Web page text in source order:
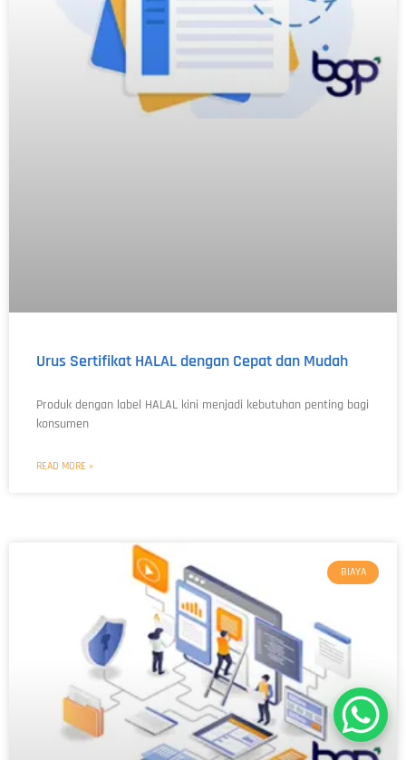
Urus Sertifikat HALAL dengan Cepat dan Mudah
Produk dengan label HALAL kini menjadi kebutuhan penting bagi
konsumen
READ MORE »
BIAYA